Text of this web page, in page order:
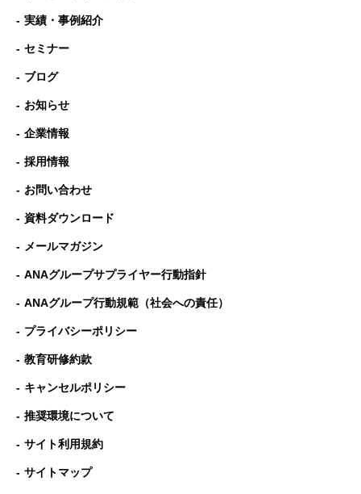
実績・事例紹介
セミナー
ブログ
お知らせ
企業情報
採用情報
お問い合わせ
資料ダウンロード
メールマガジン
ANAグループサプライヤー行動指針
ANAグループ⾏動規範（社会への責任）
プライバシーポリシー
教育研修約款
キャンセルポリシー
推奨環境について
サイト利用規約
サイトマップ